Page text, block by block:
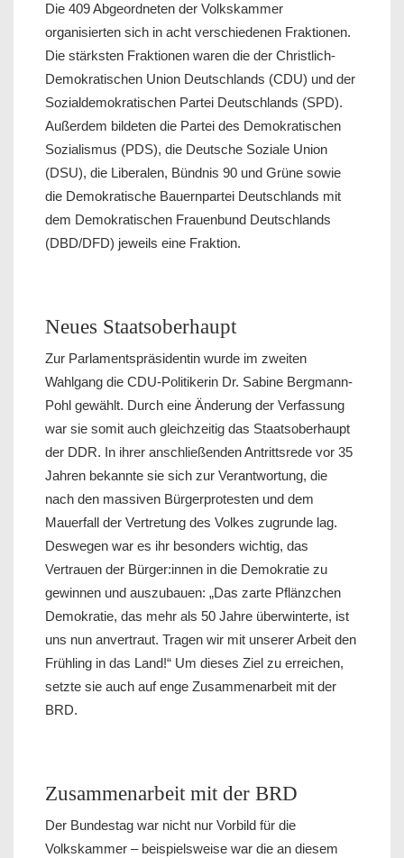
Die 409 Abgeordneten der Volkskammer
organisierten sich in acht verschiedenen Fraktionen.
Die stärksten Fraktionen waren die der Christlich-
Demokratischen Union Deutschlands (CDU) und der
Sozialdemokratischen Partei Deutschlands (SPD).
Außerdem bildeten die Partei des Demokratischen
Sozialismus (PDS), die Deutsche Soziale Union
(DSU), die Liberalen, Bündnis 90 und Grüne sowie
die Demokratische Bauernpartei Deutschlands mit
dem Demokratischen Frauenbund Deutschlands
(DBD/DFD) jeweils eine Fraktion.
Neues Staatsoberhaupt
Zur Parlamentspräsidentin wurde im zweiten
Wahlgang die CDU-Politikerin Dr. Sabine Bergmann-
Pohl gewählt. Durch eine Änderung der Verfassung
war sie somit auch gleichzeitig das Staatsoberhaupt
der DDR. In ihrer anschließenden Antrittsrede vor 35
Jahren bekannte sie sich zur Verantwortung, die
nach den massiven Bürgerprotesten und dem
Mauerfall der Vertretung des Volkes zugrunde lag.
Deswegen war es ihr besonders wichtig, das
Vertrauen der Bürger:innen in die Demokratie zu
gewinnen und auszubauen: „Das zarte Pflänzchen
Demokratie, das mehr als 50 Jahre überwinterte, ist
uns nun anvertraut. Tragen wir mit unserer Arbeit den
Frühling in das Land!“ Um dieses Ziel zu erreichen,
setzte sie auch auf enge Zusammenarbeit mit der
BRD.
Zusammenarbeit mit der BRD
Der Bundestag war nicht nur Vorbild für die
Volkskammer – beispielsweise war die an diesem